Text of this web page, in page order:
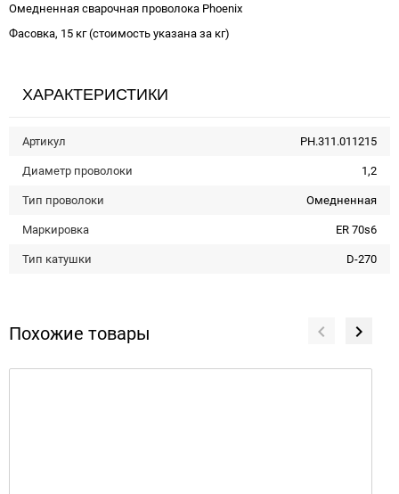
Омедненная сварочная проволока Phoenix
Фасовка, 15 кг (стоимость указана за кг)
ХАРАКТЕРИСТИКИ
Артикул PH.311.011215
Диаметр проволоки 1,2
Тип проволоки Омедненная
Маркировка ER 70s6
Тип катушки D-270
Похожие товары